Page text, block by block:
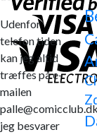
Udenfor
telefon tiden
kan jeg altid
træffes på e-
mailen
jeg besvarer